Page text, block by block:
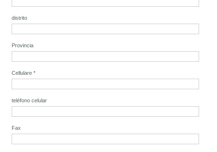
distrito
Provincia
Cellulare*
teléfono celular
Fax